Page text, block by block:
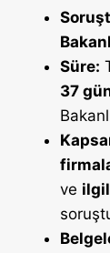
Süre:
37
ve